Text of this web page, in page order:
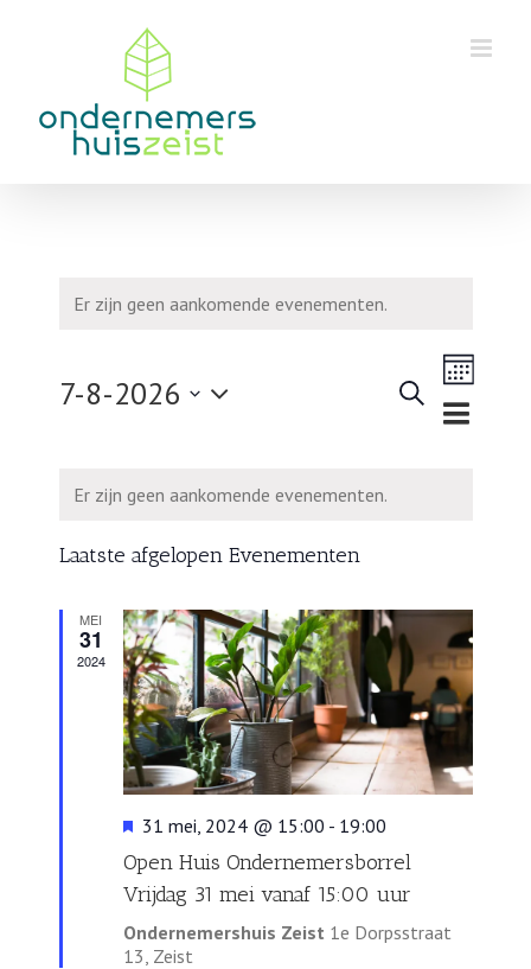
Er zijn geen aankomende evenementen.
Evenementen
Zoeken
navigatie
Maand
7-8-2026
datum.
van
Er zijn geen aankomende evenementen.
Laatste afgelopen Evenementen
MEI
31
2024
Uitgelicht
31 mei, 2024 @ 15:00 - 19:00
Open Huis Ondernemersborrel
Vrijdag 31 mei vanaf 15:00 uur
Ondernemershuis Zeist 1e Dorpsstraat
13, Zeist